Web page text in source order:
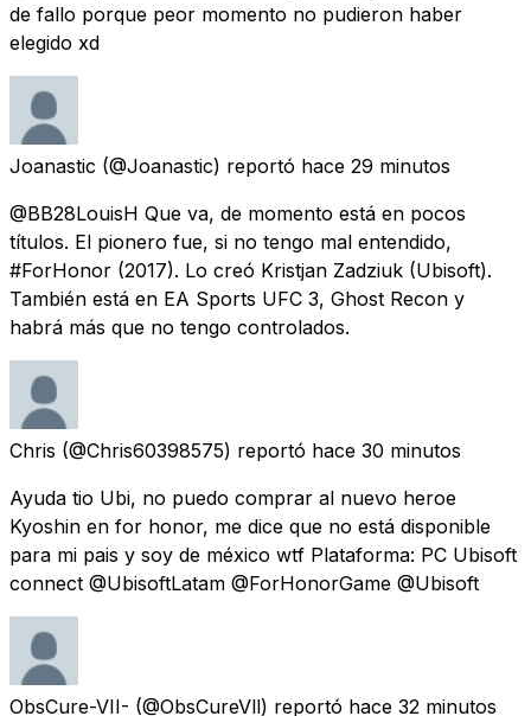
de fallo porque peor momento no pudieron haber
elegido xd
Joanastic (@Joanastic) reportó hace 29 minutos
@BB28LouisH Que va, de momento está en pocos
títulos. El pionero fue, si no tengo mal entendido,
#ForHonor (2017). Lo creó Kristjan Zadziuk (Ubisoft).
También está en EA Sports UFC 3, Ghost Recon y
habrá más que no tengo controlados.
Chris (@Chris60398575) reportó hace 30 minutos
Ayuda tio Ubi, no puedo comprar al nuevo heroe
Kyoshin en for honor, me dice que no está disponible
para mi pais y soy de méxico wtf Plataforma: PC Ubisoft
connect @UbisoftLatam @ForHonorGame @Ubisoft
ObsCure-VII- (@ObsCureVll) reportó hace 32 minutos